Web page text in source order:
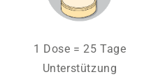
1 Dose = 25 Tage
Unterstützung